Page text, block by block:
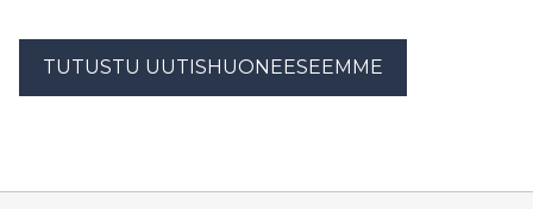
TUTUSTU UUTISHUONEESEEMME